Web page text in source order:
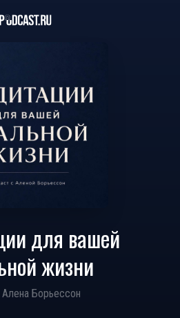
для вашей
жизни
Алена Борьессон